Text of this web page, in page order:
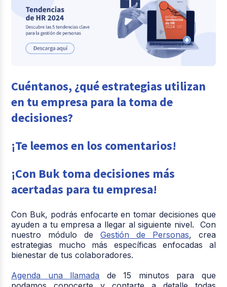
Cuéntanos, ¿qué estrategias utilizan
en tu empresa para la toma de
decisiones?
¡Te leemos en los comentarios!
¡Con Buk toma decisiones más
acertadas para tu empresa!
Con Buk, podrás enfocarte en tomar decisiones que
ayuden a tu empresa a llegar al siguiente nivel. Con
nuestro módulo de Gestión de Personas, crea
estrategias mucho más específicas enfocadas al
bienestar de tus colaboradores.
Agenda una llamada de 15 minutos para que